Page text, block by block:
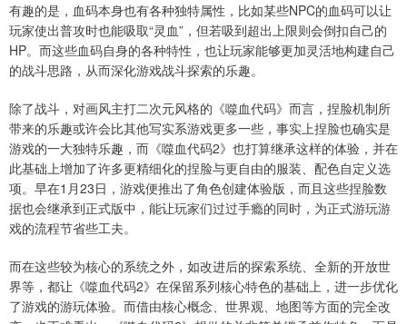
有趣的是，血码本身也有各种独特属性，比如某些NPC的血码可以让
玩家使出普攻时也能吸取“灵血”，但若吸到超出上限则会倒扣自己的
HP。而这些血码自身的各种特性，也让玩家能够更加灵活地构建自己
的战斗思路，从而深化游戏战斗探索的乐趣。
除了战斗，对画风主打二次元风格的《噬血代码》而言，捏脸机制所
带来的乐趣或许会比其他写实系游戏更多一些，事实上捏脸也确实是
游戏的一大独特乐趣，而《噬血代码2》也打算继承这样的体验，并在
此基础上增加了许多更精细化的捏脸与更自由的服装、配色自定义选
项。早在1月23日，游戏便推出了角色创建体验版，而且这些捏脸数
据也会继承到正式版中，能让玩家们过过手瘾的同时，为正式游玩游
戏的流程节省些工夫。
而在这些较为核心的系统之外，如改进后的探索系统、全新的开放世
界等，都让《噬血代码2》在保留系列核心特色的基础上，进一步优化
了游戏的游玩体验。而借由核心概念、世界观、地图等方面的完全改